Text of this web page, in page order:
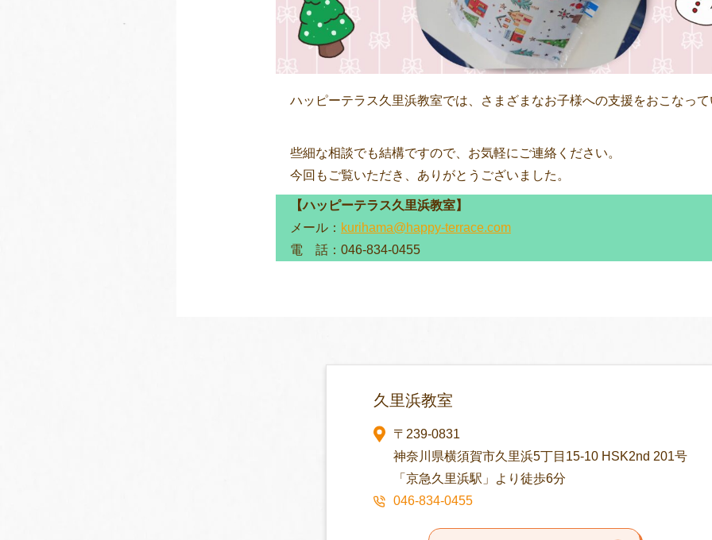
ハッピーテラス久里浜教室では、さまざまなお子様への支援をおこなっ
些細な相談でも結構ですので、お気軽にご連絡ください。
今回もご覧いただき、ありがとうございました。
【ハッピーテラス久里浜教室】
メール： kurihama@happy-terrace.com
電 話：046-834-0455
久里浜教室
〒239-0831
神奈川県横須賀市久里浜5丁目15-10 HSK2nd 201号
「京急久里浜駅」より徒歩6分
046-834-0455